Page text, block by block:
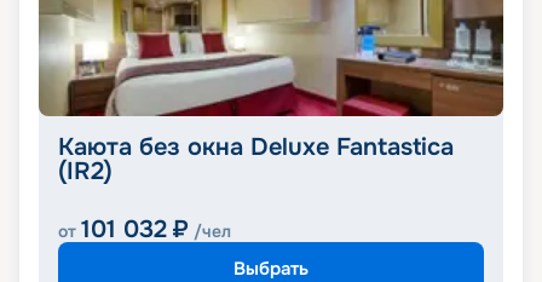
Каюта без окна Deluxe Fantastica
(IR2)
от 101 032 ₽ /чел
Выбрать